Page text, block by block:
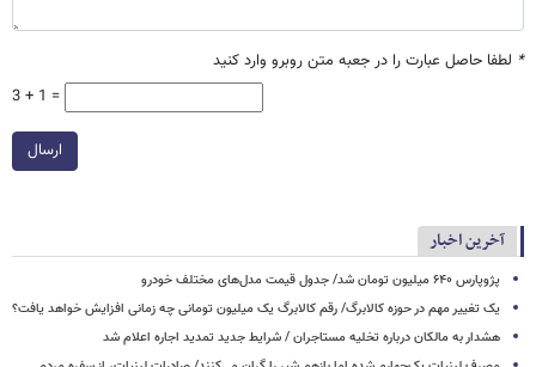
* لطفا حاصل عبارت را در جعبه متن روبرو وارد کنید
3 + 1 =
ارسال
آخرین اخبار
پژوپارس ۶۴۰ میلیون تومان شد/ جدول قیمت مدل‌های مختلف خودرو
یک تغییر مهم در حوزه کالابرگ/ رقم کالابرگ یک میلیون تومانی چه زمانی افزایش خواهد یافت؟
هشدار به مالکان درباره تخلیه مستاجران / شرایط جدید تمدید اجاره اعلام شد